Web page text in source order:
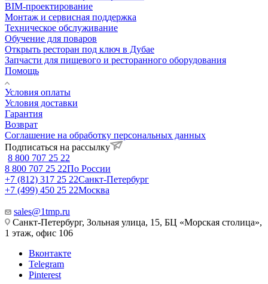
BIM-проектирование
Монтаж и сервисная поддержка
Техническое обслуживание
Обучение для поваров
Открыть ресторан под ключ в Дубае
Запчасти для пищевого и ресторанного оборудования
Помощь
Условия оплаты
Условия доставки
Гарантия
Возврат
Соглашение на обработку персональных данных
Подписаться на рассылку
8 800 707 25 22
8 800 707 25 22По России
+7 (812) 317 25 22Санкт-Петербург
+7 (499) 450 25 22Москва
sales@1tmp.ru
Санкт-Петербург, Зольная улица, 15, БЦ «Морская столица»,
1 этаж, офис 106
Вконтакте
Telegram
Pinterest